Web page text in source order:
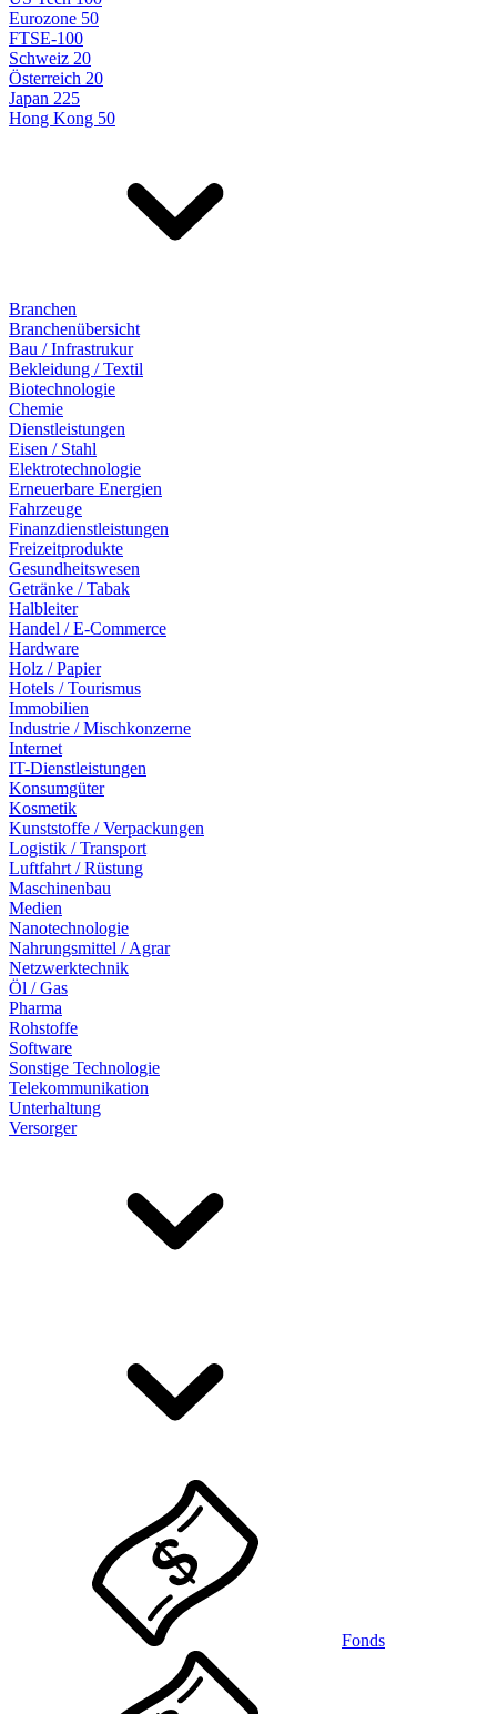
Eurozone 50
FTSE-100
Schweiz 20
Österreich 20
Japan 225
Hong Kong 50
Branchen
Branchenübersicht
Bau / Infrastrukur
Bekleidung / Textil
Biotechnologie
Chemie
Dienstleistungen
Eisen / Stahl
Elektrotechnologie
Erneuerbare Energien
Fahrzeuge
Finanzdienstleistungen
Freizeitprodukte
Gesundheitswesen
Getränke / Tabak
Halbleiter
Handel / E-Commerce
Hardware
Holz / Papier
Hotels / Tourismus
Immobilien
Industrie / Mischkonzerne
Internet
IT-Dienstleistungen
Konsumgüter
Kosmetik
Kunststoffe / Verpackungen
Logistik / Transport
Luftfahrt / Rüstung
Maschinenbau
Medien
Nanotechnologie
Nahrungsmittel / Agrar
Netzwerktechnik
Öl / Gas
Pharma
Rohstoffe
Software
Sonstige Technologie
Telekommunikation
Unterhaltung
Versorger
Fonds